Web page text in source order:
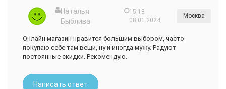
Наталья
Быблива
15:18
08.01.2024
Москва
Онлайн магазин нравится большим выбором, часто
покупаю себе там вещи, ну и иногда мужу. Радуют
постоянные скидки. Рекомендую.
Написать ответ